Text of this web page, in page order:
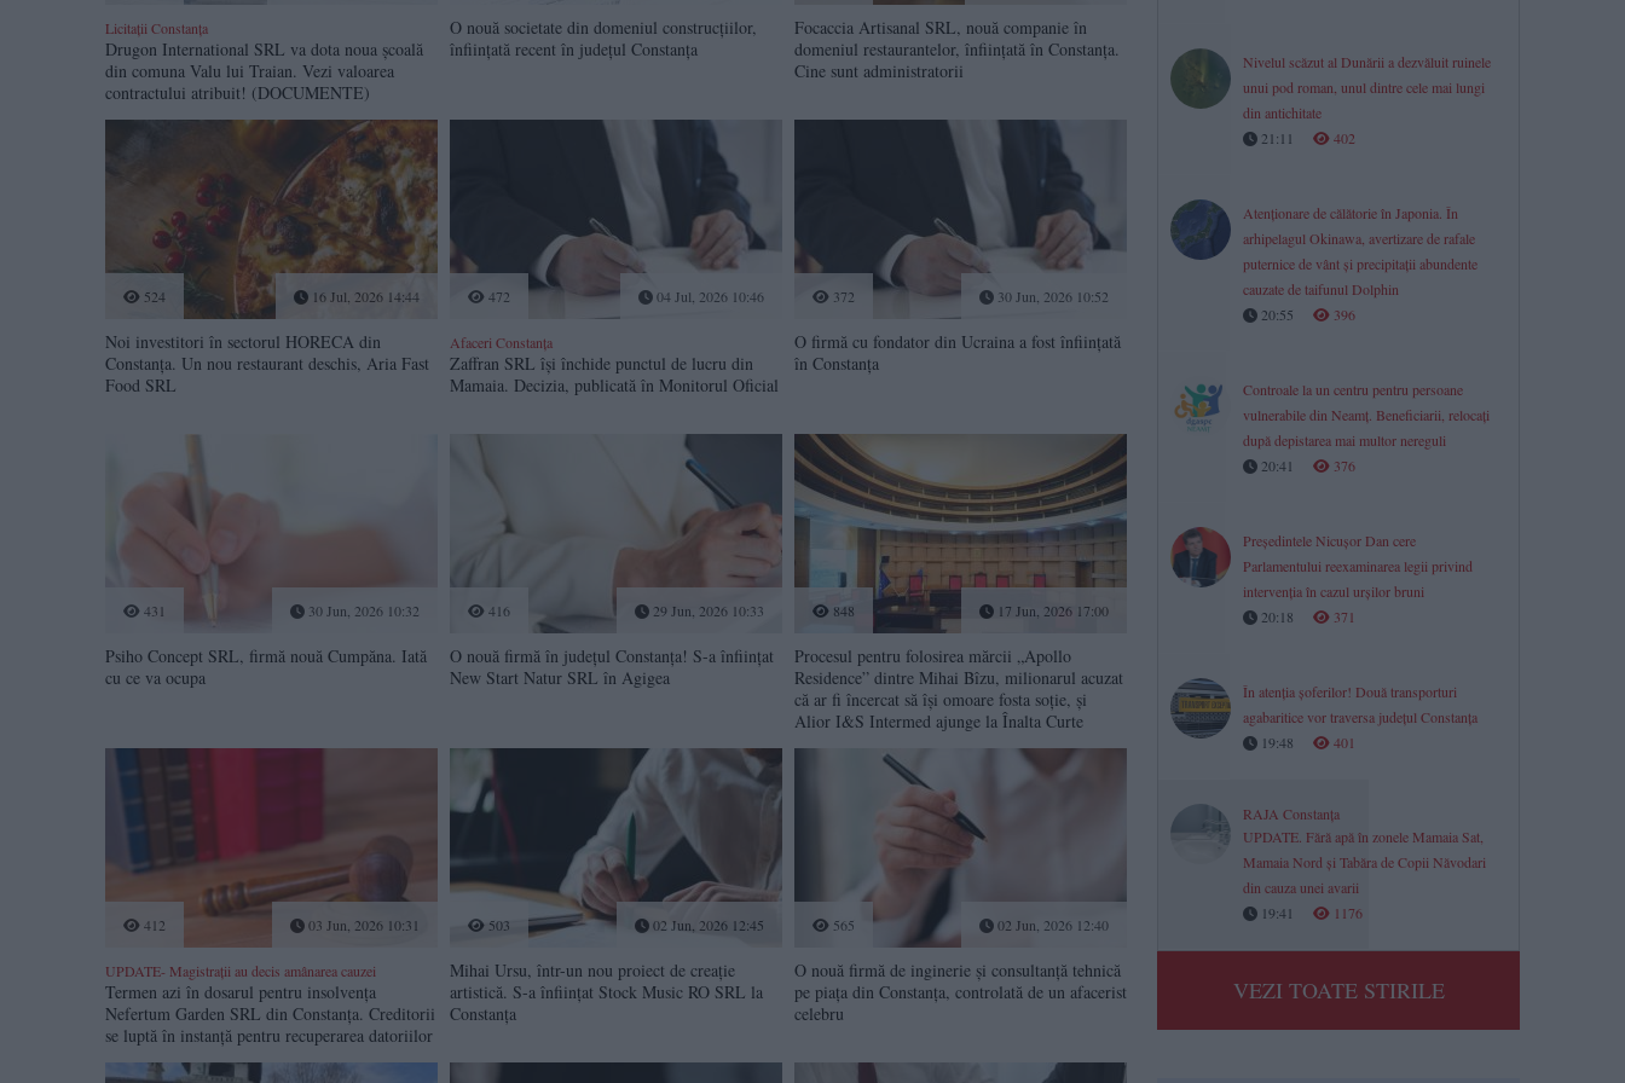
Licitații Constanța
Drugon International SRL va dota noua școală
din comuna Valu lui Traian. Vezi valoarea
contractului atribuit! (DOCUMENTE)
O nouă societate din domeniul construcțiilor,
înființată recent în județul Constanța
Focaccia Artisanal SRL, nouă companie în
domeniul restaurantelor, înființată în Constanța.
Cine sunt administratorii
524 16 Jul, 2026 14:44
Noi investitori în sectorul HORECA din
Constanța. Un nou restaurant deschis, Aria Fast
Food SRL
472 04 Jul, 2026 10:46
Afaceri Constanța
Zaffran SRL își închide punctul de lucru din
Mamaia. Decizia, publicată în Monitorul Oficial
372 30 Jun, 2026 10:52
O firmă cu fondator din Ucraina a fost înființată
în Constanța
431 30 Jun, 2026 10:32
Psiho Concept SRL, firmă nouă Cumpăna. Iată
cu ce va ocupa
416 29 Jun, 2026 10:33
O nouă firmă în județul Constanța! S-a înființat
New Start Natur SRL în Agigea
848 17 Jun, 2026 17:00
Procesul pentru folosirea mărcii „Apollo
Residence” dintre Mihai Bîzu, milionarul acuzat
că ar fi încercat să își omoare fosta soție, și
Alior I&S Intermed ajunge la Înalta Curte
412 03 Jun, 2026 10:31
UPDATE- Magistrații au decis amânarea cauzei
Termen azi în dosarul pentru insolvența
Nefertum Garden SRL din Constanța. Creditorii
se luptă în instanță pentru recuperarea datoriilor
503 02 Jun, 2026 12:45
Mihai Ursu, într-un nou proiect de creație
artistică. S-a înființat Stock Music RO SRL la
Constanța
565 02 Jun, 2026 12:40
O nouă firmă de inginerie și consultanță tehnică
pe piața din Constanța, controlată de un afacerist
celebru
Nivelul scăzut al Dunării a dezvăluit ruinele
unui pod roman, unul dintre cele mai lungi
din antichitate
21:11
402
Atenționare de călătorie în Japonia. În
arhipelagul Okinawa, avertizare de rafale
puternice de vânt și precipitații abundente
cauzate de taifunul Dolphin
20:55
396
Controale la un centru pentru persoane
vulnerabile din Neamț. Beneficiarii, relocați
după depistarea mai multor nereguli
20:41
376
Președintele Nicușor Dan cere
Parlamentului reexaminarea legii privind
intervenția în cazul urșilor bruni
20:18
371
În atenția șoferilor! Două transporturi
agabaritice vor traversa județul Constanța
19:48
401
RAJA Constanța
UPDATE. Fără apă în zonele Mamaia Sat,
Mamaia Nord și Tabăra de Copii Năvodari
din cauza unei avarii
19:41
1176
VEZI TOATE STIRILE